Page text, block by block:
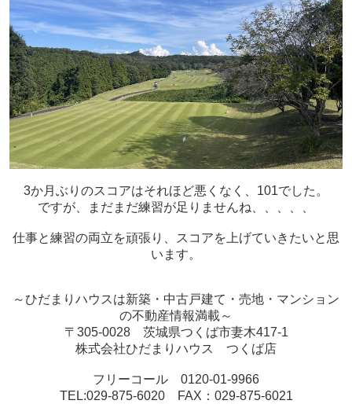
3か月ぶりのスコアはそれほど悪くなく、101でした。
ですが、まだまだ練習が足りませんね、、、、、
仕事と練習の両立を頑張り、スコアを上げていきたいと思
います。
～ひだまりハウスは新築・中古戸建て・売地・マンション
の不動産情報満載～
〒305-0028 茨城県つくば市妻木417-1
株式会社ひだまりハウス つくば店
フリーコール 0120-01-9966
TEL:029-875-6020 FAX：029-875-6021